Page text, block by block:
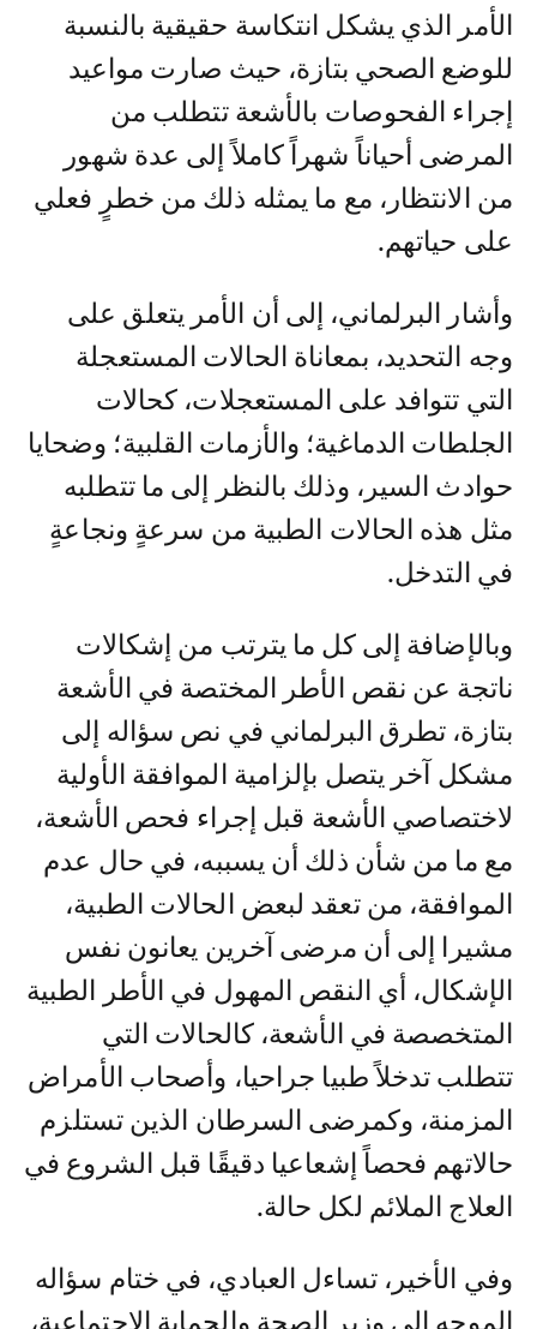
الأمر الذي يشكل انتكاسة حقيقية بالنسبة
للوضع الصحي بتازة، حيث صارت مواعيد
إجراء الفحوصات بالأشعة تتطلب من
المرضى أحياناً شهراً كاملاً إلى عدة شهور
من الانتظار، مع ما يمثله ذلك من خطرٍ فعلي
على حياتهم.
وأشار البرلماني، إلى أن الأمر يتعلق على
وجه التحديد، بمعاناة الحالات المستعجلة
التي تتوافد على المستعجلات، كحالات
الجلطات الدماغية؛ والأزمات القلبية؛ وضحايا
حوادث السير، وذلك بالنظر إلى ما تتطلبه
مثل هذه الحالات الطبية من سرعةٍ ونجاعةٍ
في التدخل.
وبالإضافة إلى كل ما يترتب من إشكالات
ناتجة عن نقص الأطر المختصة في الأشعة
بتازة، تطرق البرلماني في نص سؤاله إلى
مشكل آخر يتصل بإلزامية الموافقة الأولية
لاختصاصي الأشعة قبل إجراء فحص الأشعة،
مع ما من شأن ذلك أن يسببه، في حال عدم
الموافقة، من تعقد لبعض الحالات الطبية،
مشيرا إلى أن مرضى آخرين يعانون نفس
الإشكال، أي النقص المهول في الأطر الطبية
المتخصصة في الأشعة، كالحالات التي
تتطلب تدخلاً طبيا جراحيا، وأصحاب الأمراض
المزمنة، وكمرضى السرطان الذين تستلزم
حالاتهم فحصاً إشعاعيا دقيقًا قبل الشروع في
العلاج الملائم لكل حالة.
وفي الأخير، تساءل العبادي، في ختام سؤاله
الموجه إلى وزير الصحة والحماية الاجتماعية،